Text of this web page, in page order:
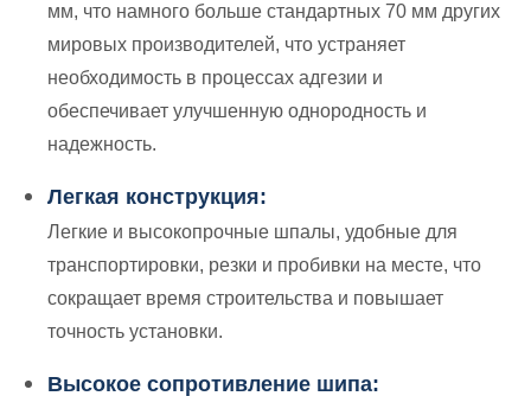
мм, что намного больше стандартных 70 мм других
мировых производителей, что устраняет
необходимость в процессах адгезии и
обеспечивает улучшенную однородность и
надежность.
Легкая конструкция:
Легкие и высокопрочные шпалы, удобные для
транспортировки, резки и пробивки на месте, что
сокращает время строительства и повышает
точность установки.
Высокое сопротивление шипа: